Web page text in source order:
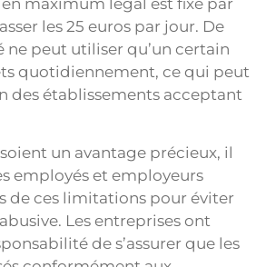
les 25 euros par jour. De
ne peut utiliser qu’un certain
quotidiennement, ce qui peut
des établissements acceptant
un avantage précieux, il
employés et employeurs
de ces limitations pour éviter
Les entreprises ont
de s’assurer que les